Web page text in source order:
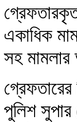
একাধিক
সহ
গ্রেফতারের
পুলিশ সুপার